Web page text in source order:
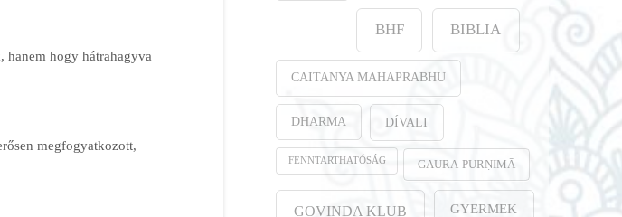
hanem hogy hátrahagyva
megfogyatkozott,
BHF BIBLIA
CAITANYA MAHAPRABHU
DHARMA DÍVALI
FENNTARTHATÓSÁG GAURA-PURṆIMĀ
GOVINDA KLUB GYERMEK